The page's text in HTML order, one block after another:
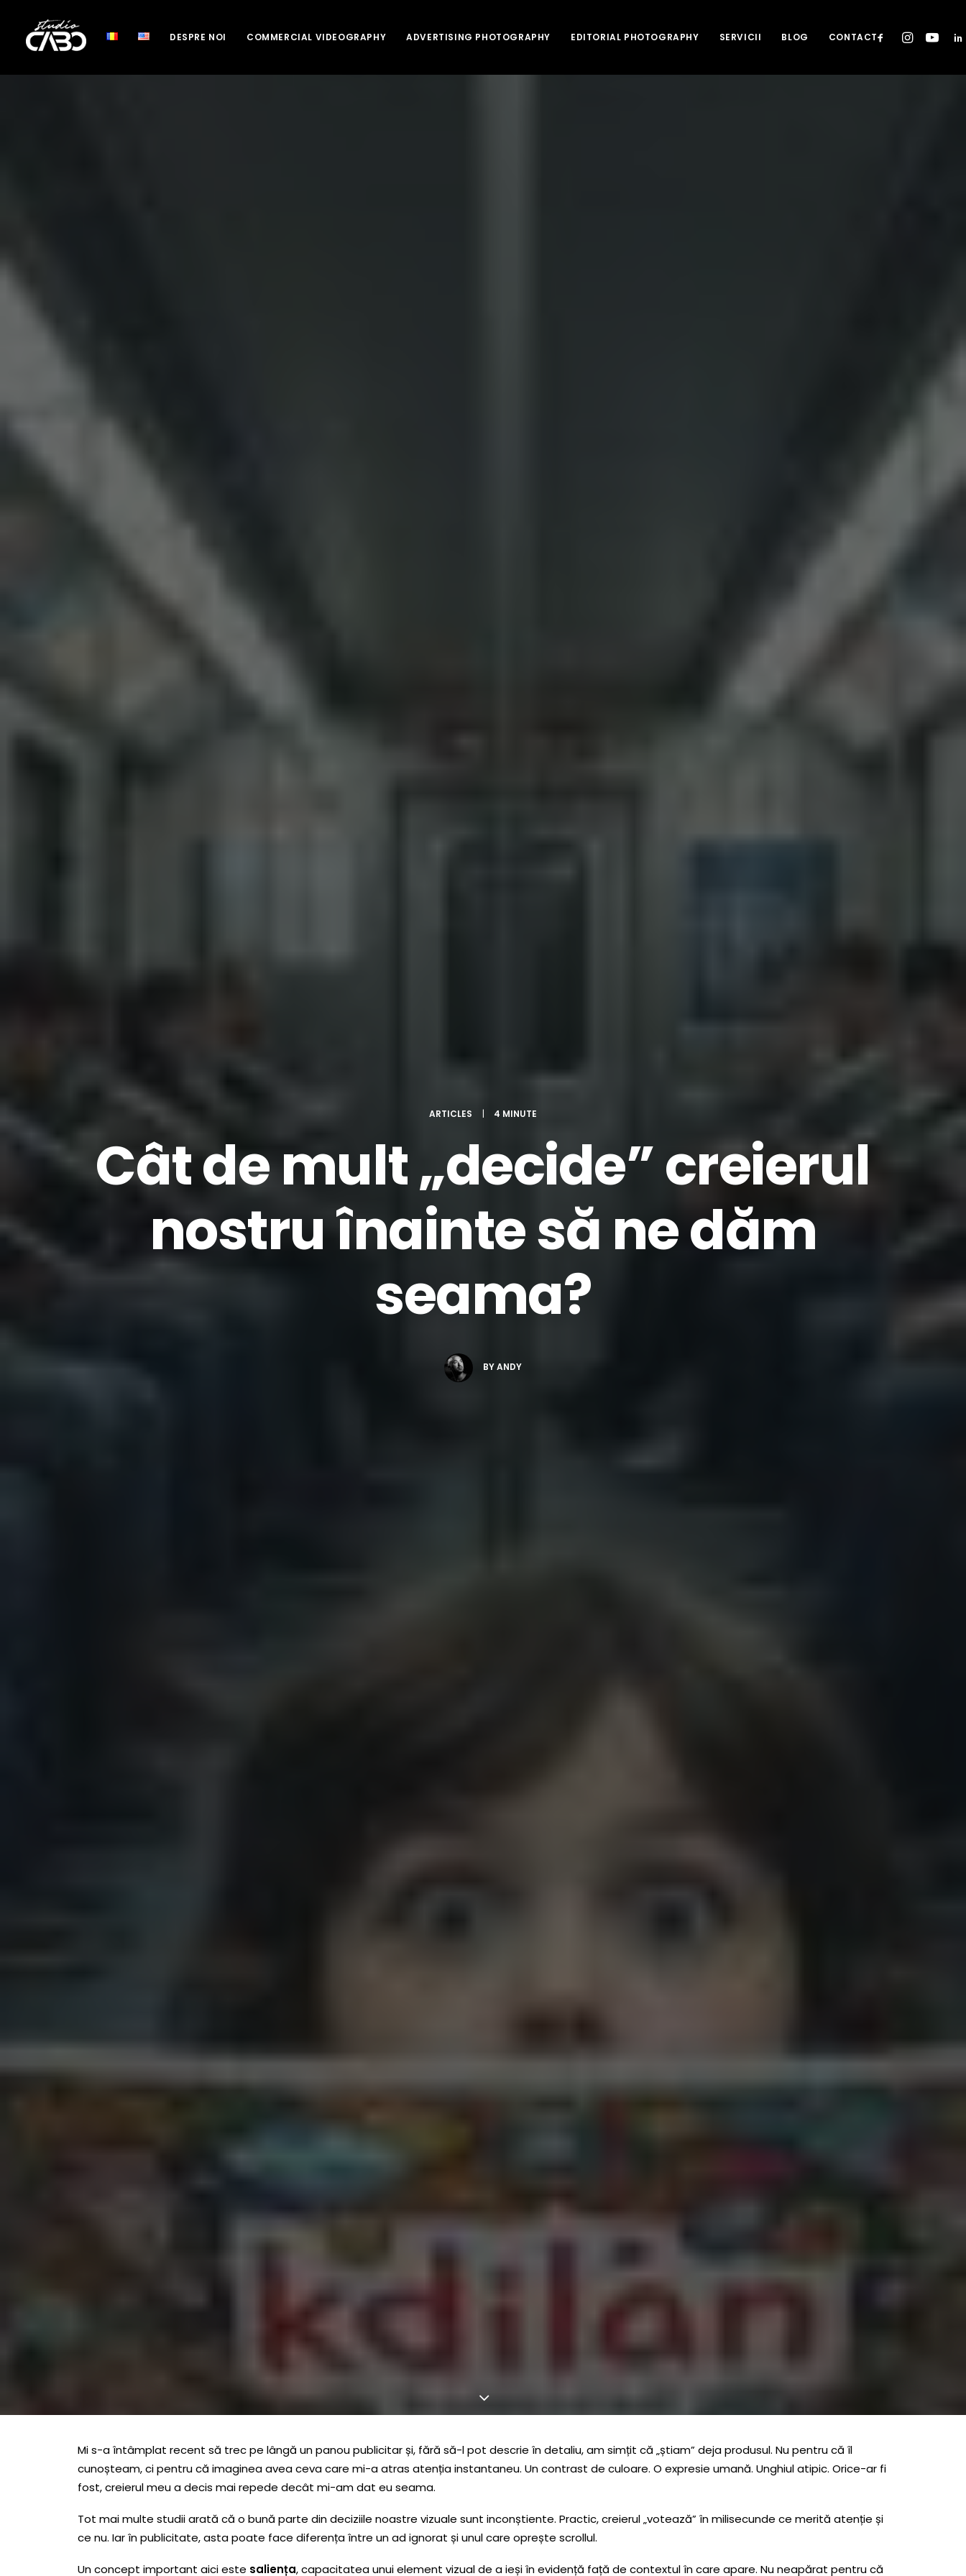
DESPRE NOI COMMERCIAL VIDEOGRAPHY ADVERTISING PHOTOGRAPHY EDITORIAL PHOTOGRAPHY SERVICII BLOG CONTACT
ARTICLES | 4 MINUTE
Cât de mult „decide” creierul
nostru înainte să ne dăm
seama?
BYANDY
Mi s-a întâmplat recent să trec pe lângă un panou publicitar și, fără să-l pot descrie în detaliu, am simțit că „știam” deja produsul. Nu pentru că îl
cunoșteam, ci pentru că imaginea avea ceva care mi-a atras atenția instantaneu. Un contrast de culoare. O expresie umană. Unghiul atipic. Orice-ar fi
fost, creierul meu a decis mai repede decât mi-am dat eu seama.
Tot mai multe studii arată că o bună parte din deciziile noastre vizuale sunt inconștiente. Practic, creierul „votează” în milisecunde ce merită atenție și
ce nu. Iar în publicitate, asta poate face diferența între un ad ignorat și unul care oprește scrollul.
Un concept important aici este saliența, capacitatea unui element vizual de a ieși în evidență față de contextul în care apare. Nu neapărat pentru că